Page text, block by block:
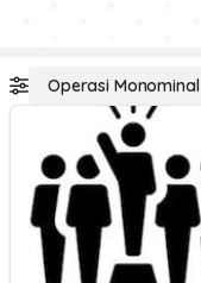
Operasi Monominal